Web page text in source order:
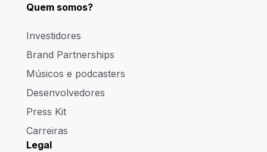
Quem somos?
Investidores
Brand Partnerships
Músicos e podcasters
Desenvolvedores
Press Kit
Carreiras
Legal